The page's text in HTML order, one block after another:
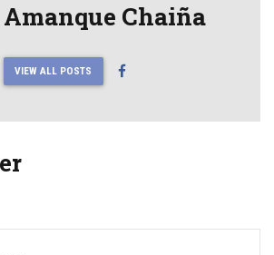
Chaiña
VIEW ALL POSTS